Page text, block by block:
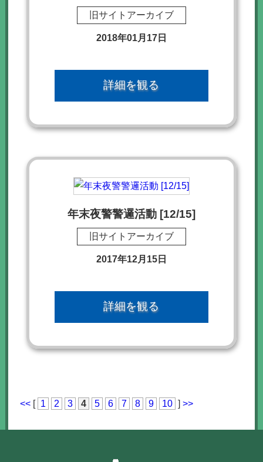
旧サイトアーカイブ
2018年01月17日
詳細を観る
年末夜警警邏活動 [12/15]
旧サイトアーカイブ
2017年12月15日
詳細を観る
<< [ 1 2 3 4 5 6 7 8 9 10 ] >>